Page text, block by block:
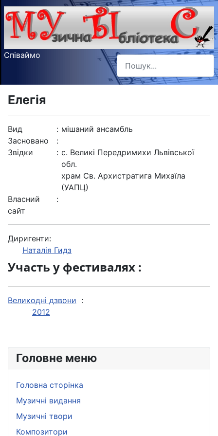
Співаймо Пошук
Type 2 or more characters
Головне меню
Головна сторінка
Музичні видання
Музичні твори
Композитори
Елегія
Вид : мішаний ансамбль
Засновано
:
Звідки
: с. Великі Передримихи Львівської
обл.
храм Св. Архистратига Михаїла
(УАПЦ)
Власний
сайт
:
Диригенти:
Наталія Гидз
Участь у фестивалях :
Великодні дзвони :
2012